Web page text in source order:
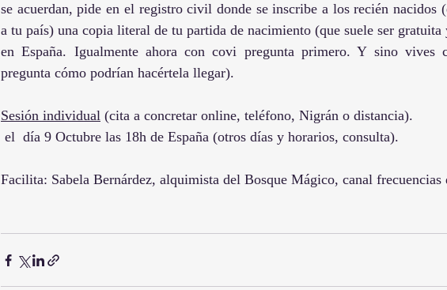
se acuerdan, pide en el registro civil donde se inscribe a los recién nacidos
a tu país) una copia literal de tu partida de nacimiento (que suele ser gratuita
en España. Igualmente ahora con covi pregunta primero. Y sino vives
pregunta cómo podrían hacértela llegar).
Sesión individual (cita a concretar online, teléfono, Nigrán o distancia).
el  día 9 Octubre las 18h de España (otros días y horarios, consulta).
Facilita: Sabela Bernárdez, alquimista del Bosque Mágico, canal frecuencias